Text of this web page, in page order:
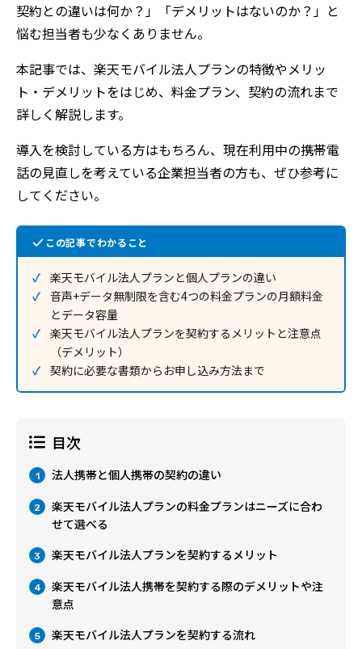
契約との違いは何か？」「デメリットはないのか？」と
悩む担当者も少なくありません。
本記事では、楽天モバイル法人プランの特徴やメリッ
ト・デメリットをはじめ、料金プラン、契約の流れまで
詳しく解説します。
導入を検討している方はもちろん、現在利用中の携帯電
話の見直しを考えている企業担当者の方も、ぜひ参考に
してください。
この記事でわかること
楽天モバイル法人プランと個人プランの違い
音声+データ無制限を含む4つの料金プランの月額料金
とデータ容量
楽天モバイル法人プランを契約するメリットと注意点
（デメリット）
契約に必要な書類からお申し込み方法まで
目次
1 法人携帯と個人携帯の契約の違い
2
楽天モバイル法人プランの料金プランはニーズに合わ
せて選べる
3 楽天モバイル法人プランを契約するメリット
4
楽天モバイル法人携帯を契約する際のデメリットや注
意点
5 楽天モバイル法人プランを契約する流れ